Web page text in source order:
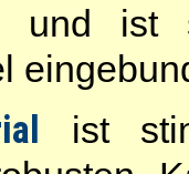
und ist
ist